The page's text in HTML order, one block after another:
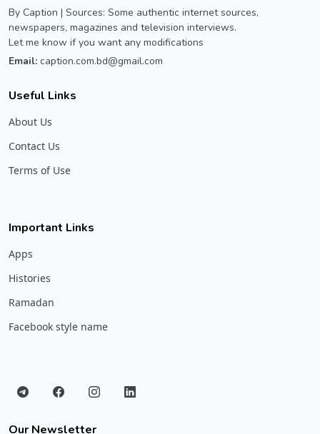
By Caption | Sources: Some authentic internet sources,
newspapers, magazines and television interviews.
Let me know if you want any modifications
Email: caption.com.bd@gmail.com
Useful Links
About Us
Contact Us
Terms of Use
Important Links
Apps
Histories
Ramadan
Facebook style name
Our Newsletter